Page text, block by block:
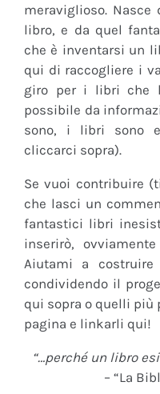
meraviglioso.
libro, e da quel
che è inventarsi un
qui di raccogliere i
giro per i libri che
possibile da
sono, i libri sono
cliccarci sopra).
Se vuoi contribuire
che lasci un
fantastici libri
inserirò,
Aiutami a
condividendo il
qui sopra o quelli più
pagina e linkarli qui!
“…perché un libro
– “La